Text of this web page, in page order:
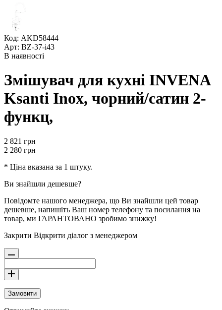
Код: AKD58444
Арт: BZ-37-i43
В наявності
Змішувач для кухні INVENA
Ksanti Inox, чорний/сатин 2-
функц,
2 821 грн
2 280 грн
* Ціна вказана за 1 штуку.
Ви знайшли дешевше?
Повідомте нашого менеджера, що Ви знайшли цей товар
дешевше, напишіть Ваш номер телефону та посилання на
товар, ми ГАРАНТОВАНО зробимо знижку!
Закрити Відкрити діалог з менеджером
Замовити